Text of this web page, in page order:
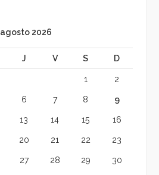
agosto 2026
J V S D
1 2
6 7 8 9
13 14 15 16
20 21 22 23
27 28 29 30